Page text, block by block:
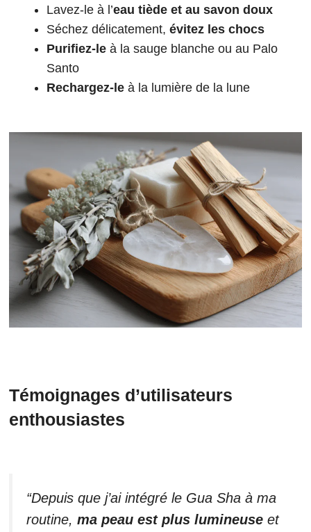
Lavez-le à l’eau tiède et au savon doux
Séchez délicatement, évitez les chocs
Purifiez-le à la sauge blanche ou au Palo
Santo
Rechargez-le à la lumière de la lune
Témoignages d’utilisateurs
enthousiastes
“Depuis que j’ai intégré le Gua Sha à ma
routine, ma peau est plus lumineuse et